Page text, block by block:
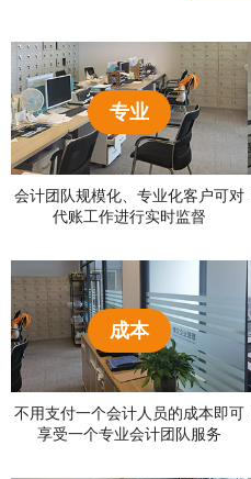
专业
会计团队规模化、专业化客户可对
代账工作进行实时监督
成本
不用支付一个会计人员的成本即可
享受一个专业会计团队服务